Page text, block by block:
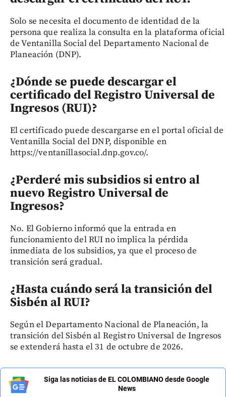
Solo se necesita el documento de identidad de la
persona que realiza la consulta en la plataforma oficial
de Ventanilla Social del Departamento Nacional de
Planeación (DNP).
¿Dónde se puede descargar el
certificado del Registro Universal de
Ingresos (RUI)?
El certificado puede descargarse en el portal oficial de
Ventanilla Social del DNP, disponible en
https://ventanillasocial.dnp.gov.co/.
¿Perderé mis subsidios si entro al
nuevo Registro Universal de
Ingresos?
No. El Gobierno informó que la entrada en
funcionamiento del RUI no implica la pérdida
inmediata de los subsidios, ya que el proceso de
transición será gradual.
¿Hasta cuándo será la transición del
Sisbén al RUI?
Según el Departamento Nacional de Planeación, la
transición del Sisbén al Registro Universal de Ingresos
se extenderá hasta el 31 de octubre de 2026.
Siga las noticias de EL COLOMBIANO desde Google
News